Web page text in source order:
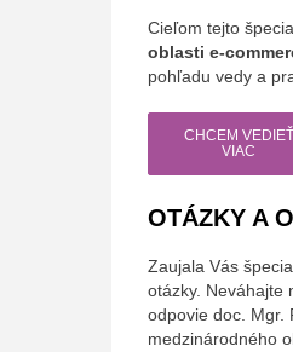
Cieľom tejto
oblasti e-
pohľadu vedy a
CHCEM VEDIEŤ
VIAC
OTÁZKY A
Zaujala Vás
otázky. Neváhajte
odpovie doc. Mgr.
medzinárodného